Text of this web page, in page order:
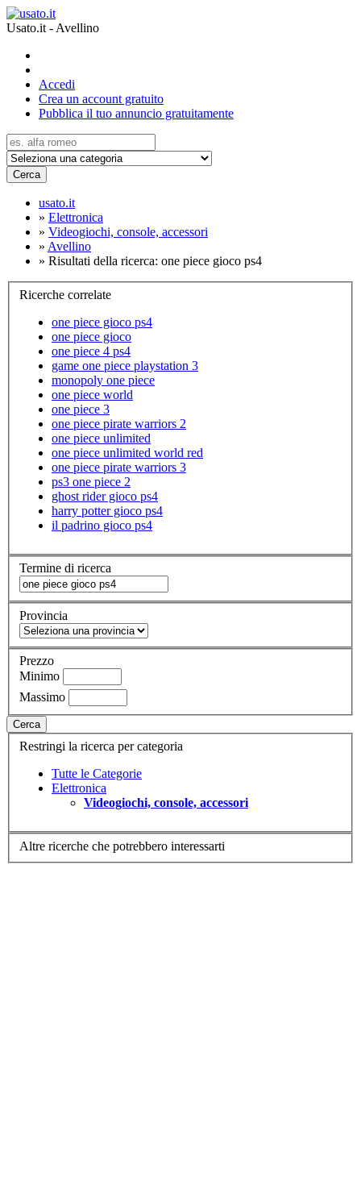
Usato.it - Avellino
Accedi
Crea un account gratuito
Pubblica il tuo annuncio gratuitamente
Cerca
usato.it
» Elettronica
» Videogiochi, console, accessori
» Avellino
» Risultati della ricerca: one piece gioco ps4
Ricerche correlate
one piece gioco ps4
one piece gioco
one piece 4 ps4
game one piece playstation 3
monopoly one piece
one piece world
one piece 3
one piece pirate warriors 2
one piece unlimited
one piece unlimited world red
one piece pirate warriors 3
ps3 one piece 2
ghost rider gioco ps4
harry potter gioco ps4
il padrino gioco ps4
Termine di ricerca
Provincia
Prezzo
Minimo
Massimo
Cerca
Restringi la ricerca per categoria
Tutte le Categorie
Elettronica
Videogiochi, console, accessori
Altre ricerche che potrebbero interessarti